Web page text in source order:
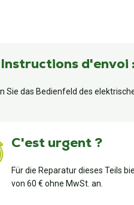
Instructions d'envoi :
Sie das Bedienfeld des
C'est urgent ?
Für die Reparatur dieses Teils
von 60 € ohne MwSt. an.